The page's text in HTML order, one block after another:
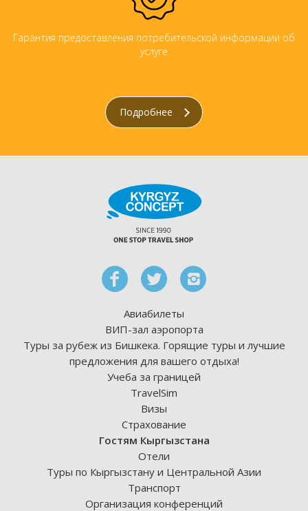
Гарантия предоставления потребительской информации об
услуге
Подробнее
Авиабилеты
ВИП-зал аэропорта
Туры за рубеж из Бишкека. Горящие туры и лучшие
предложения для вашего отдыха!
Учеба за границей
TravelSim
Визы
Страхование
Гостям Кыргызстана
Отели
Туры по Кыргызстану и Центральной Азии
Транспорт
Организация конференций